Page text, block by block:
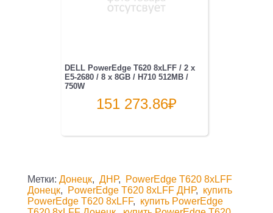
DELL PowerEdge T620 8xLFF / 2 x
E5-2680 / 8 x 8GB / H710 512MB /
750W
151 273.86₽
Метки: Донецк, ДНР,
PowerEdge T620 8xLFF
Донецк, PowerEdge T620 8xLFF ДНР, купить
PowerEdge T620 8xLFF, купить PowerEdge